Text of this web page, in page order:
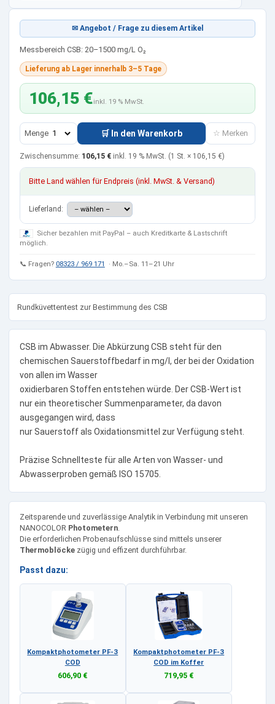
✉ Angebot / Frage zu diesem Artikel
Messbereich CSB: 20–1500 mg/L O₂
Lieferung ab Lager innerhalb 3–5 Tage
106,15 €inkl. 19 % MwSt.
Menge 🛒 In den Warenkorb ☆ Merken
Zwischensumme: 106,15 € inkl. 19 % MwSt. (1 St. × 106,15 €)
Bitte Land wählen für Endpreis (inkl. MwSt. & Versand)
Lieferland:
Sicher bezahlen mit PayPal – auch Kreditkarte & Lastschrift
möglich.
📞 Fragen? 08323 / 969 171 · Mo.–Sa. 11–21 Uhr
Rundküvettentest zur Bestimmung des CSB
CSB im Abwasser. Die Abkürzung CSB steht für den
chemischen Sauerstoffbedarf in mg/l, der bei der Oxidation
von allen im Wasser
oxidierbaren Stoffen entstehen würde. Der CSB-Wert ist
nur ein theoretischer Summenparameter, da davon
ausgegangen wird, dass
nur Sauerstoff als Oxidationsmittel zur Verfügung steht.
Präzise Schnellteste für alle Arten von Wasser- und
Abwasserproben gemäß ISO 15705.
Zeitsparende und zuverlässige Analytik in Verbindung mit unseren
NANOCOLOR Photometern.
Die erforderlichen Probenaufschlüsse sind mittels unserer
Thermoblöckezügig und effizent durchführbar.
Passt dazu:
Kompaktphotometer PF-3
COD
606,90 €
Kompaktphotometer PF-3
COD im Koffer
719,95 €